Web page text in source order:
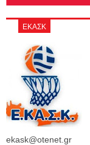
ΕΚΑΣΚ
ekask@otenet.gr